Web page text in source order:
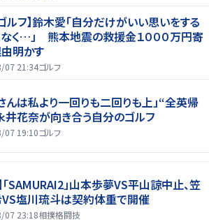
ルフ】鈴木愛「自分だけがいい思いをする
く…」 熊本地震の救援金１０００万円寄
明かす
07 21:34ゴルフ
んは私より一回りも二回りも上」“全英帰
井花奈が向き合う自分のゴルフ
07 19:10ゴルフ
「SAMURAI2」山本歩夢VS平山諒中止、笠
塩川琉斗は契約体重で開催
07 23:18相撲格闘技